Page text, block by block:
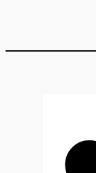
turinio